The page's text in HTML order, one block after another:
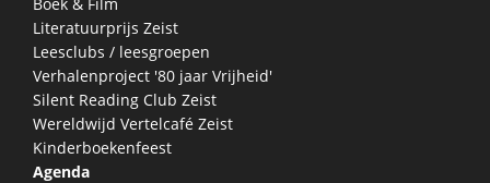
Literatuurprijs Zeist
Leesclubs / leesgroepen
Verhalenproject '80 jaar Vrijheid'
Silent Reading Club Zeist
Wereldwijd Vertelcafé Zeist
Kinderboekenfeest
Agenda